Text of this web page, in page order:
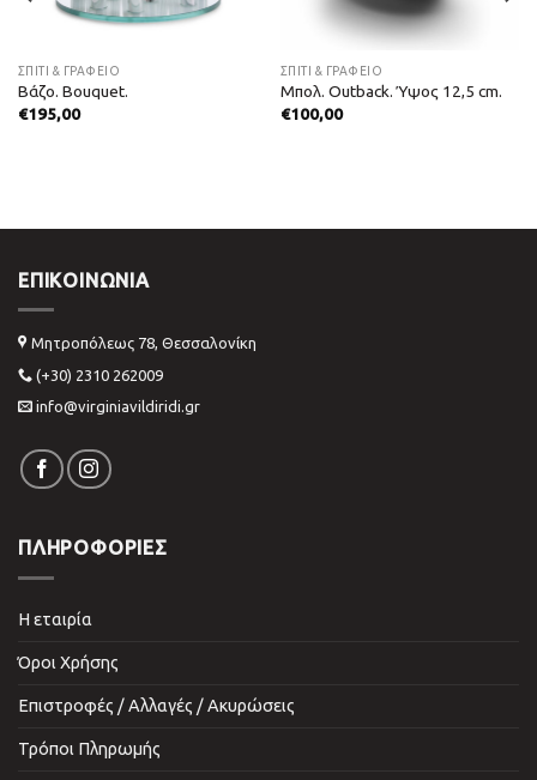
ΣΠΙΤΙ & ΓΡΑΦΕΙΟ
Βάζο. Bouquet.
€195,00
ΣΠΙΤΙ & ΓΡΑΦΕΙΟ
Μπολ. Outback. Ύψος 12,5 cm.
€100,00
ΕΠΙΚΟΙΝΩΝΊΑ
Μητροπόλεως 78, Θεσσαλονίκη
(+30) 2310 262009
info@virginiavildiridi.gr
ΠΛΗΡΟΦΟΡΙΕΣ
Η εταιρία
Όροι Χρήσης
Επιστροφές / Αλλαγές / Ακυρώσεις
Τρόποι Πληρωμής